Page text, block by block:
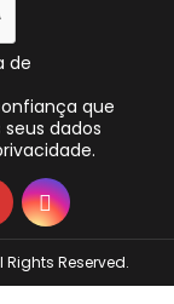
de
que
dados
Rights Reserved.